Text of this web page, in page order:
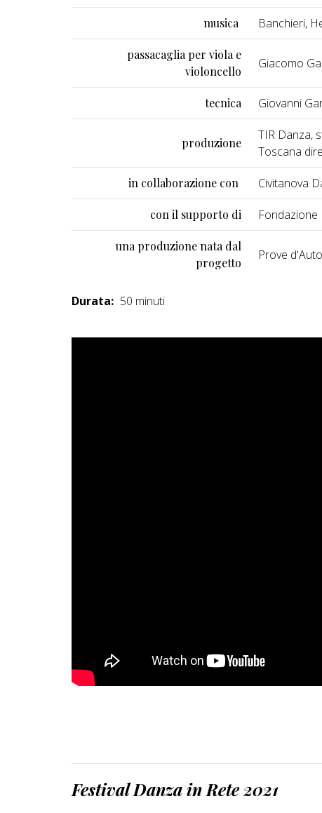
musica Banchieri,
passacaglia per viola e
violoncello
Giacomo
tecnica Giovanni
produzione
TIR Danza,
Toscana
in collaborazione con Civitanova
con il supporto di Fondazione
una produzione nata dal
progetto
Prove
Durata: 50 minuti
Festival Danza in Rete 2021